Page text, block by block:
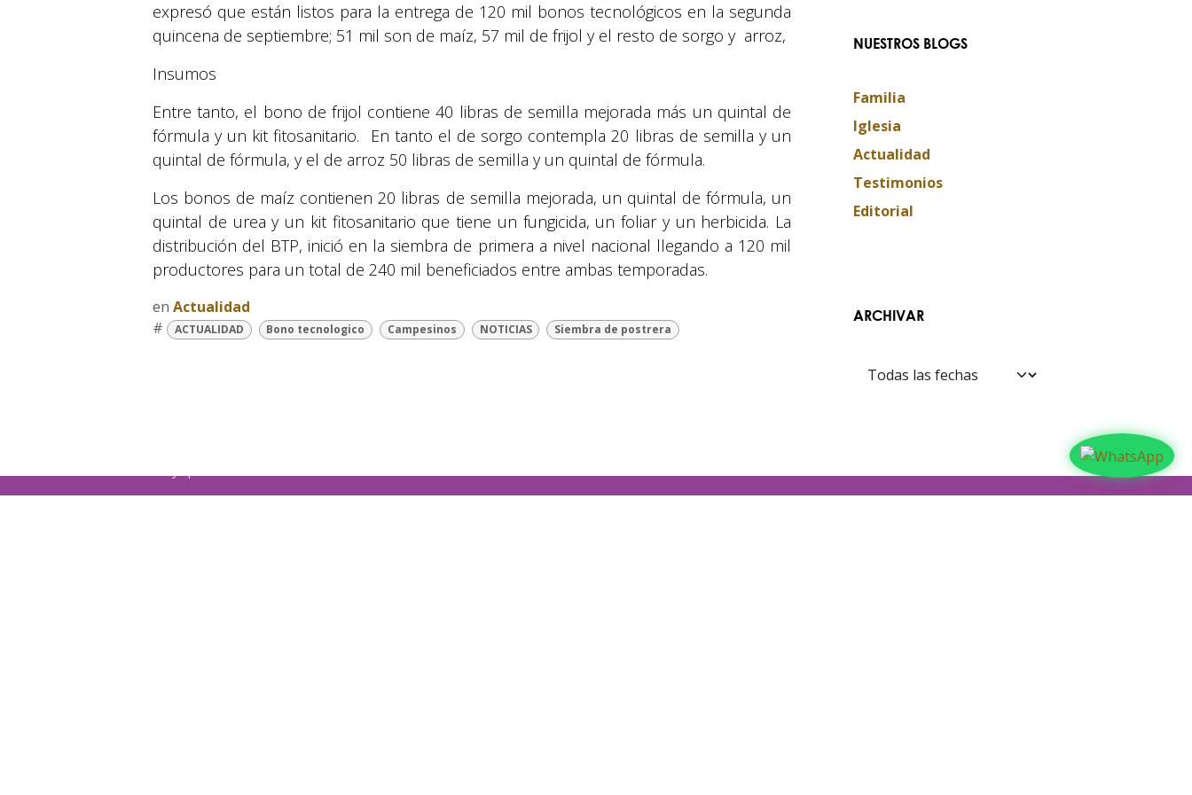
expresó que están listos para la entrega de 120 mil bonos tecnológicos en la segunda
quincena de septiembre; 51 mil son de maíz, 57 mil de frijol y el resto de sorgo y arroz,
Insumos
Entre tanto, el bono de frijol contiene 40 libras de semilla mejorada más un quintal de
fórmula y un kit fitosanitario. En tanto el de sorgo contempla 20 libras de semilla y un
quintal de fórmula, y el de arroz 50 libras de semilla y un quintal de fórmula.
Los bonos de maíz contienen 20 libras de semilla mejorada, un quintal de fórmula, un
quintal de urea y un kit fitosanitario que tiene un fungicida, un foliar y un herbicida. La
distribución del BTP, inició en la siembra de primera a nivel nacional llegando a 120 mil
productores para un total de 240 mil beneficiados entre ambas temporadas.
en Actualidad
#
ACTUALIDAD Bono tecnologico Campesinos NOTICIAS Siembra de postrera
NUESTROS BLOGS
Familia
Iglesia
Actualidad
Testimonios
Editorial
ARCHIVAR
Suyapa Medios, es una multiplataforma de
comunicación católica en Honduras,
promovida por la Fundación para la Educación
y la Comunicación Social.
Política y privacidad